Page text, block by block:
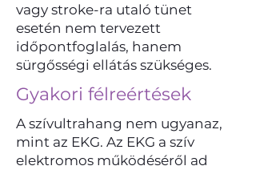
vagy stroke-ra utaló tünet
esetén nem tervezett
időpontfoglalás, hanem
sürgősségi ellátás szükséges.
Gyakori félreértések
A szívultrahang nem ugyanaz,
mint az EKG. Az EKG a szív
elektromos működéséről ad